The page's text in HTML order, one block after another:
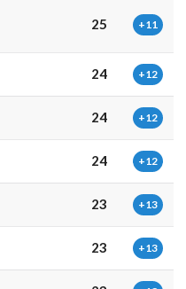
25 +11
24 +12
24 +12
24 +12
23 +13
23 +13